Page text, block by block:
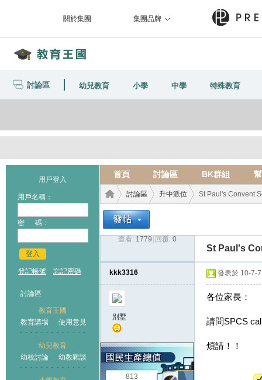
關於集團 集團品牌
討論區 幼兒教育 小學 中學 特殊教育
用戶登入
用戶名稱：
密 碼：
登入
登記帳號 忘記密碼
討論區
教育王國
教育講場
使用意見
幼兒教育
幼校討論
幼教雜談
首頁 討論區 BK群組
王國
討論區
›
升中派位 St Paul's Convent
查看: 1779 回覆: 0
St Paul's
kkk3316
別墅
813
發表於 10-7-
各位家長：
請問SPCS
煩請！！